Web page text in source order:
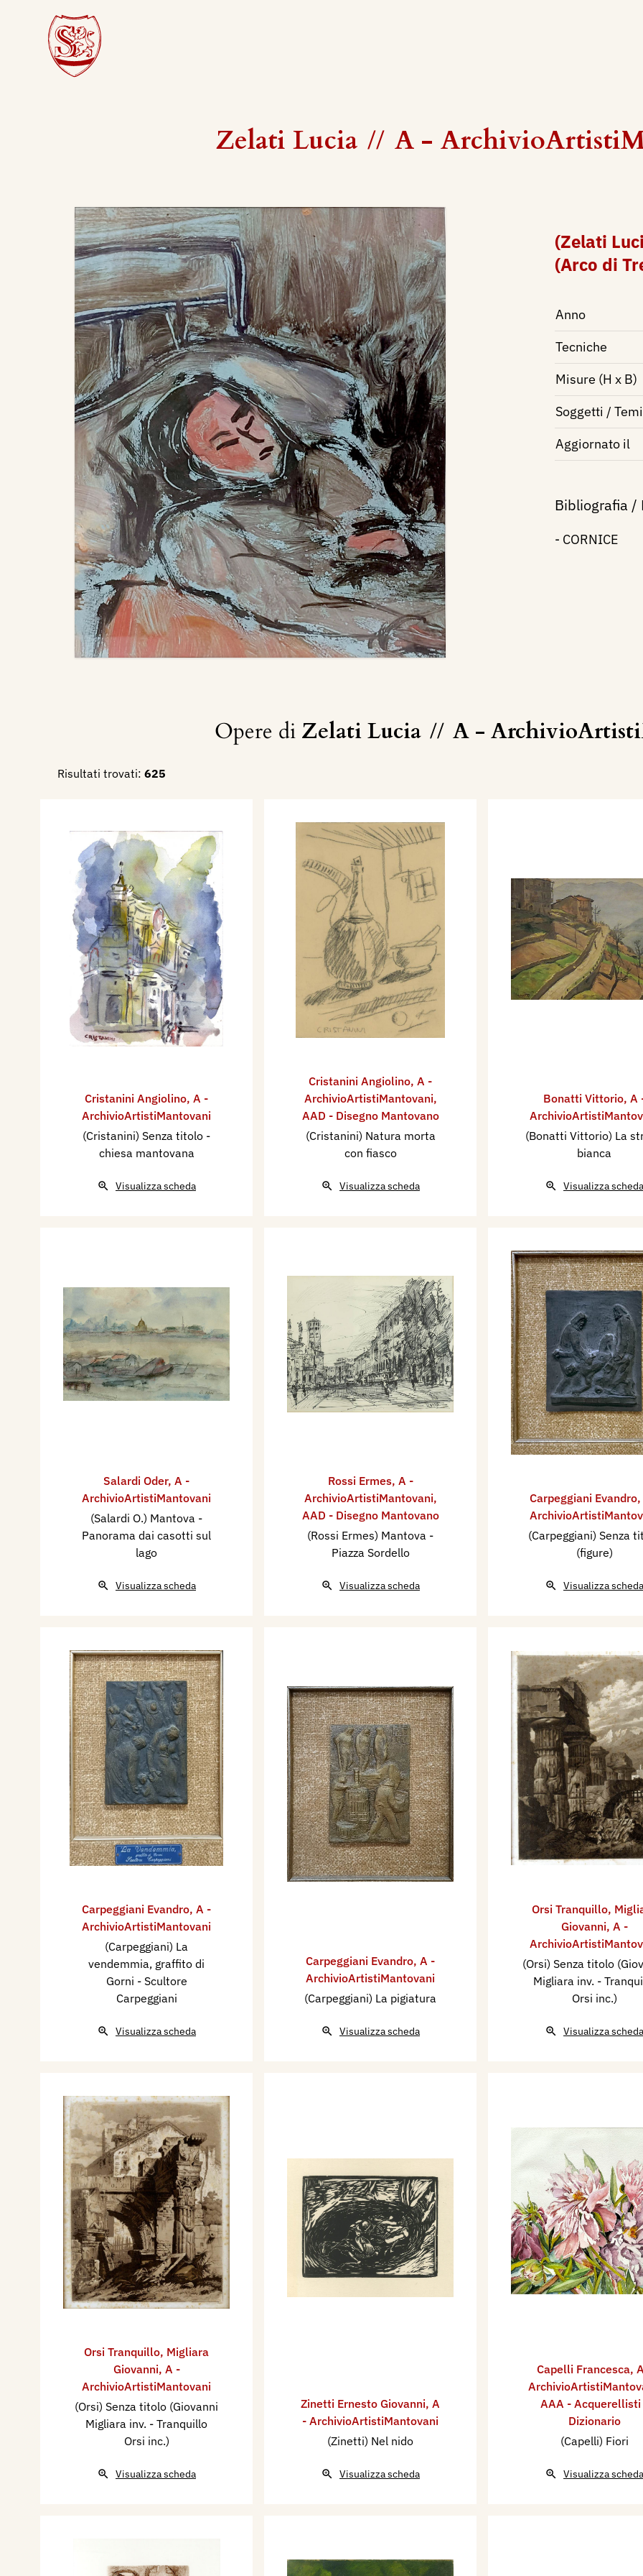
Zelati Lucia // A -
(Zelati
(Arco di
Anno
Tecniche
Misure (H x B)
Soggetti / Temi
Aggiornato il
Bibliografia /
- CORNICE
Opere di Zelati Lucia // A -
Risultati trovati: 625
Cristanini Angiolino, A -
ArchivioArtistiMantovani
(Cristanini) Senza titolo -
chiesa mantovana
Visualizza scheda
Cristanini Angiolino, A -
ArchivioArtistiMantovani,
AAD - Disegno Mantovano
(Cristanini) Natura morta
con fiasco
Visualizza scheda
Bonatti Vittorio, A
(Bonatti Vittorio) La
bianca
Visualizza scheda
Salardi Oder, A -
ArchivioArtistiMantovani
(Salardi O.) Mantova -
Panorama dai casotti sul
lago
Visualizza scheda
Rossi Ermes, A -
ArchivioArtistiMantovani,
AAD - Disegno Mantovano
(Rossi Ermes) Mantova -
Piazza Sordello
Visualizza scheda
Carpeggiani Evandro,
(Carpeggiani) Senza
(figure)
Visualizza scheda
Carpeggiani Evandro, A -
ArchivioArtistiMantovani
(Carpeggiani) La
vendemmia, graffito di
Gorni - Scultore
Carpeggiani
Visualizza scheda
Carpeggiani Evandro, A -
ArchivioArtistiMantovani
(Carpeggiani) La pigiatura
Visualizza scheda
Orsi Tranquillo,
Giovanni, A -
(Orsi) Senza titolo
Migliara inv. -
Orsi inc.)
Visualizza scheda
Orsi Tranquillo, Migliara
Giovanni, A -
ArchivioArtistiMantovani
(Orsi) Senza titolo (Giovanni
Migliara inv. - Tranquillo
Orsi inc.)
Visualizza scheda
Zinetti Ernesto Giovanni, A
- ArchivioArtistiMantovani
(Zinetti) Nel nido
Visualizza scheda
Capelli Francesca,
AAA -
Dizionario
(Capelli) Fiori
Visualizza scheda